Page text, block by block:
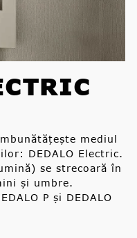
mediul
DEDALO Electric.
se strecoară în
și umbre.
P și DEDALO